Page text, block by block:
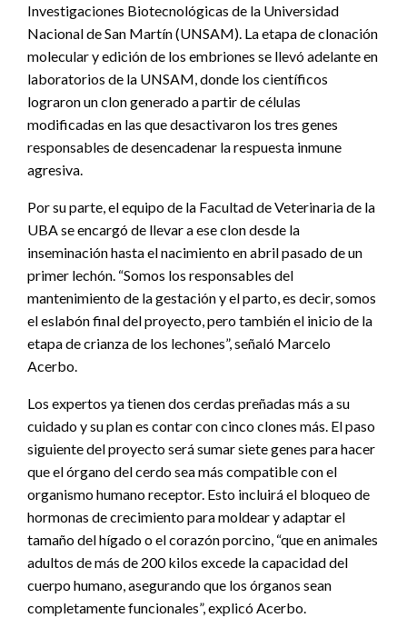
Investigaciones Biotecnológicas de la Universidad
Nacional de San Martín (UNSAM). La etapa de clonación
molecular y edición de los embriones se llevó adelante en
laboratorios de la UNSAM, donde los científicos
lograron un clon generado a partir de células
modificadas en las que desactivaron los tres genes
responsables de desencadenar la respuesta inmune
agresiva.
Por su parte, el equipo de la Facultad de Veterinaria de la
UBA se encargó de llevar a ese clon desde la
inseminación hasta el nacimiento en abril pasado de un
primer lechón. “Somos los responsables del
mantenimiento de la gestación y el parto, es decir, somos
el eslabón final del proyecto, pero también el inicio de la
etapa de crianza de los lechones”, señaló Marcelo
Acerbo.
Los expertos ya tienen dos cerdas preñadas más a su
cuidado y su plan es contar con cinco clones más. El paso
siguiente del proyecto será sumar siete genes para hacer
que el órgano del cerdo sea más compatible con el
organismo humano receptor. Esto incluirá el bloqueo de
hormonas de crecimiento para moldear y adaptar el
tamaño del hígado o el corazón porcino, “que en animales
adultos de más de 200 kilos excede la capacidad del
cuerpo humano, asegurando que los órganos sean
completamente funcionales”, explicó Acerbo.